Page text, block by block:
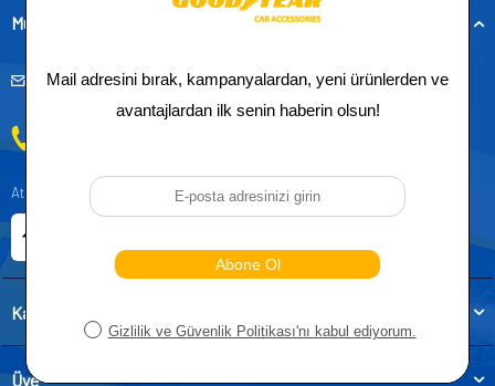
Müşteri Hizmetleri
musteridestek@goodyearotoaksesuar.com.tr
Atatürk, Kıraç Mevkii, Orhan Veli Cd. D:No:19, 34522 Esenyurt/İstanbul
Kategoriler
Üye